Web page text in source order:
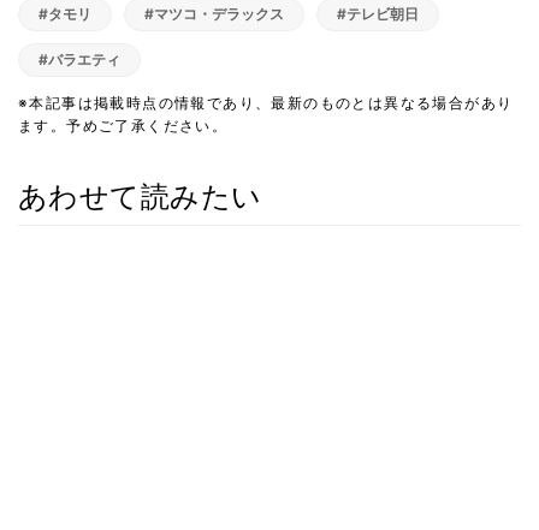
#タモリ #マツコ・デラックス #テレビ朝日
#バラエティ
※本記事は掲載時点の情報であり、最新のものとは異なる場合があり
ます。予めご了承ください。
あわせて読みたい